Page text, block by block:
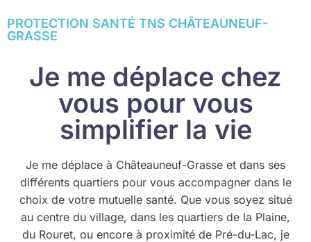
PROTECTION SANTÉ TNS CHÂTEAUNEUF-
GRASSE
Je me déplace chez
vous pour vous
simplifier la vie
Je me déplace à Châteauneuf-Grasse et dans ses
différents quartiers pour vous accompagner dans le
choix de votre mutuelle santé. Que vous soyez situé
au centre du village, dans les quartiers de la Plaine,
du Rouret, ou encore à proximité de Pré-du-Lac, je